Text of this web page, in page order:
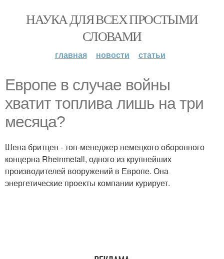
НАУКА ДЛЯ ВСЕХ ПРОСТЫМИ
СЛОВАМИ
главная новости статьи
Европе в случае войны
хватит топлива лишь на три
месяца?
Шена бритцен - топ-менеджер немецкого оборонного
концерна Rheinmetall, одного из крупнейших
производителей вооружений в Европе. Она
энергетические проекты компании курирует.